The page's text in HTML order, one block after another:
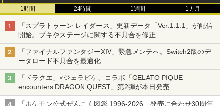
1時間 24時間 1週間 1カ月
「スプラトゥーン レイダース」更新データ「Ver.1.1.1」が配信
開始。ブキやステージに関する不具合を修正
「ファイナルファンタジーXIV」緊急メンテへ。Switch2版のデ
ータロード不具合を最適化
「ドラクエ」×ジェラピケ、コラボ「GELATO PIQUE
encounters DRAGON QUEST」第2弾が本日発売
アイスカップに入ったスライムやわたぼう、ベビーサタンなどが
「ポケモン公式ぜんこく図鑑 1996-2026」発売に合わせ30周年